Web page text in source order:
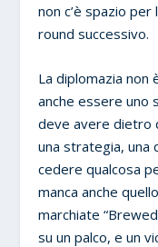
non c’è spazio per
round successivo.
La diplomazia non
anche essere uno
deve avere dietro
una strategia, una
cedere qualcosa
manca anche
marchiate
su un palco, e un